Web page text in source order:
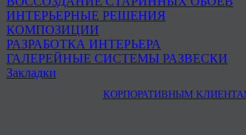
ИНТЕРЬЕРНЫЕ РЕШЕНИЯ
КОМПОЗИЦИИ
РАЗРАБОТКА ИНТЕРЬЕРА
ГАЛЕРЕЙНЫЕ СИСТЕМЫ РАЗВЕСКИ
Закладки
КОРПОРАТИВНЫМ